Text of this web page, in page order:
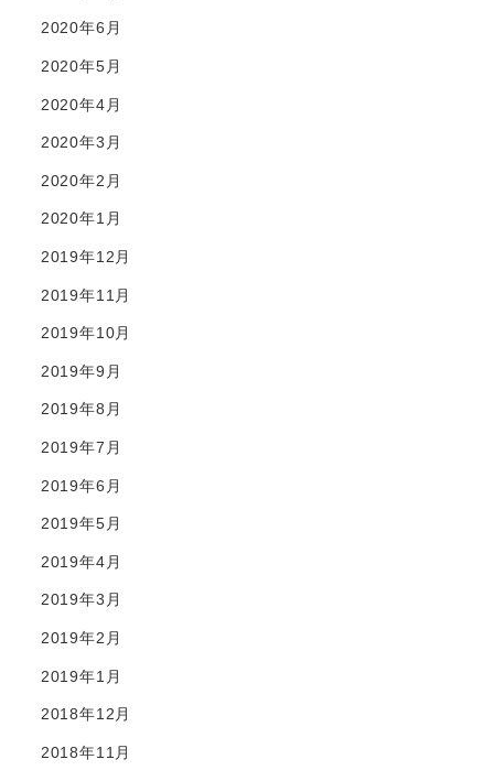
2020年6月
2020年5月
2020年4月
2020年3月
2020年2月
2020年1月
2019年12月
2019年11月
2019年10月
2019年9月
2019年8月
2019年7月
2019年6月
2019年5月
2019年4月
2019年3月
2019年2月
2019年1月
2018年12月
2018年11月